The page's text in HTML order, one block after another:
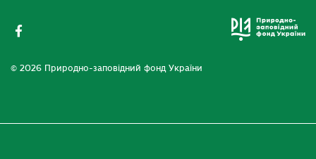
© 2026 Природно-заповідний фонд України